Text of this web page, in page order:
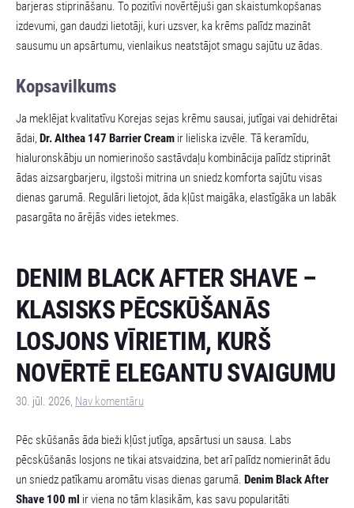
barjeras stiprināšanu. To pozitīvi novērtējuši gan skaistumkopšanas
izdevumi, gan daudzi lietotāji, kuri uzsver, ka krēms palīdz mazināt
sausumu un apsārtumu, vienlaikus neatstājot smagu sajūtu uz ādas.
Kopsavilkums
Ja meklējat kvalitatīvu Korejas sejas krēmu sausai, jutīgai vai dehidrētai
ādai, Dr. Althea 147 Barrier Cream ir lieliska izvēle. Tā keramīdu,
hialuronskābju un nomierinošo sastāvdaļu kombinācija palīdz stiprināt
ādas aizsargbarjeru, ilgstoši mitrina un sniedz komforta sajūtu visas
dienas garumā. Regulāri lietojot, āda kļūst maigāka, elastīgāka un labāk
pasargāta no ārējās vides ietekmes.
DENIM BLACK AFTER SHAVE –
KLASISKS PĒCSKŪŠANĀS
LOSJONS VĪRIETIM, KURŠ
NOVĒRTĒ ELEGANTU SVAIGUMU
30. jūl. 2026, Nav komentāru
Pēc skūšanās āda bieži kļūst jutīga, apsārtusi un sausa. Labs
pēcskūšanās losjons ne tikai atsvaidzina, bet arī palīdz nomierināt ādu
un sniedz patīkamu aromātu visas dienas garumā. Denim Black After
Shave 100 ml ir viena no tām klasikām, kas savu popularitāti